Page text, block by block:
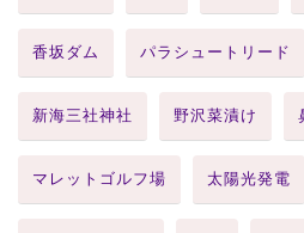
香坂ダム パラシュートリード
新海三社神社 野沢菜漬け
マレットゴルフ場 太陽光発電